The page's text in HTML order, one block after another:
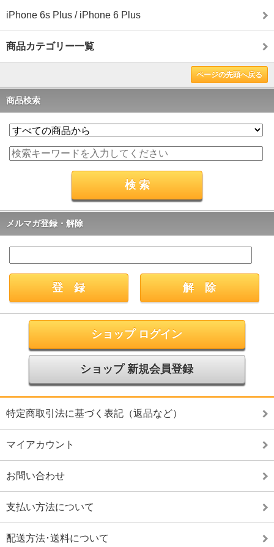
iPhone 6s Plus / iPhone 6 Plus
商品カテゴリー一覧
ページの先頭へ戻る
商品検索
メルマガ登録・解除
ショップ ログイン
ショップ 新規会員登録
特定商取引法に基づく表記（返品など）
マイアカウント
お問い合わせ
支払い方法について
配送方法･送料について